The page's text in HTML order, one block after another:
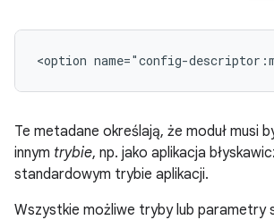
<option name="config-
Te metadane określają, że moduł musi
innym trybie, np. jako aplikacja
standardowym trybie aplikacji.
Wszystkie możliwe tryby lub parametry